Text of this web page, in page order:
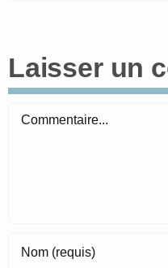
Laisser un
Commentaire